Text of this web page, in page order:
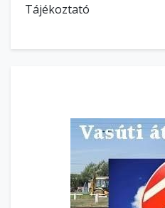
Tájékoztató